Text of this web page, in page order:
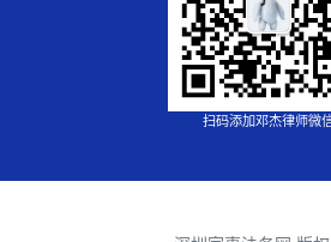
扫码添加邓杰律师微